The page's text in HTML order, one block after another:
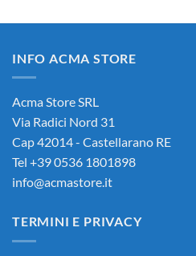
originale
90,00€.
attuale
INFO ACMA STORE
Acma Store SRL
Via Radici Nord 31
Cap 42014 - Castellarano RE
Tel +39 0536 1801898
info@acmastore.it
TERMINI E PRIVACY